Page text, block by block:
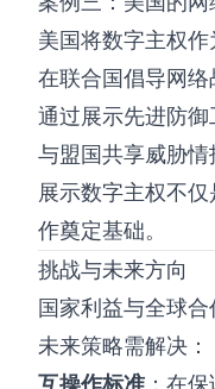
美国将数字主权作
在联合国倡导网络
通过展示先进防御
与盟国共享威胁情
展示数字主权不
作奠定基础。
挑战与未来方向
国家利益与全球
未来策略需解决：
互操作标准 ：在